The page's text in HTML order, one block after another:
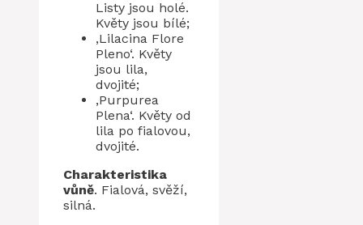
Listy jsou holé.
Květy jsou bílé;
‚Lilacina Flore
Pleno‘. Květy
jsou lila,
dvojité;
‚Purpurea
Plena‘. Květy od
lila po fialovou,
dvojité.
Charakteristika
vůně. Fialová, svěží,
silná.